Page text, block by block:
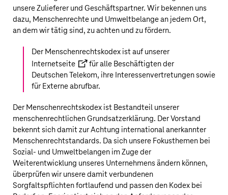
unsere Zulieferer und Geschäftspartner. Wir bekennen uns
dazu, Menschenrechte und Umweltbelange an jedem Ort,
an dem wir tätig sind, zu achten und zu fördern.
Der Menschenrechtskodex ist auf unserer
Internetseite
für alle Beschäftigten der
Deutschen Telekom, ihre Interessenvertretungen sowie
für Externe abrufbar.
Der Menschenrechtskodex ist Bestandteil unserer
menschenrechtlichen Grundsatzerklärung. Der Vorstand
bekennt sich damit zur Achtung international anerkannter
Menschenrechtstandards. Da sich unsere Fokusthemen bei
Sozial- und Umweltbelangen im Zuge der
Weiterentwicklung unseres Unternehmens ändern können,
überprüfen wir unsere damit verbundenen
Sorgfaltspflichten fortlaufend und passen den Kodex bei